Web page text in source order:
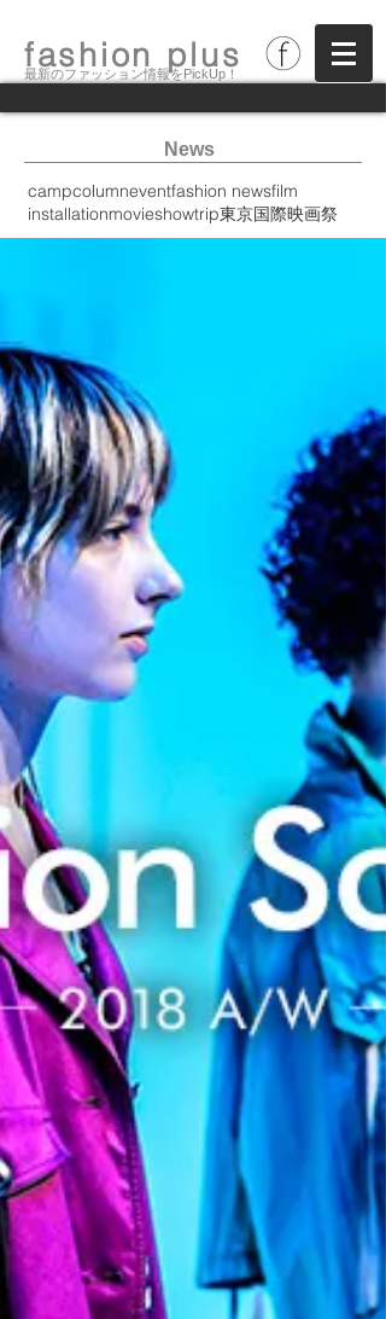
最新のファッション情報をPickUp！
fashion plus
News
campcolumneventfashion newsfilm
installationmovieshowtrip東京国際映画祭